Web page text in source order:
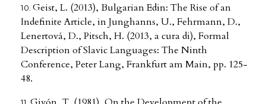
Geist, L. (2013), Bulgarian Edin: The Rise of an
Indefinite Article, in Junghanns, U., Fehrmann, D.,
Lenertová, D., Pitsch, H. (2013, a cura di), Formal
Description of Slavic Languages: The Ninth
Conference, Peter Lang, Frankfurt am Main, pp. 125-
48.